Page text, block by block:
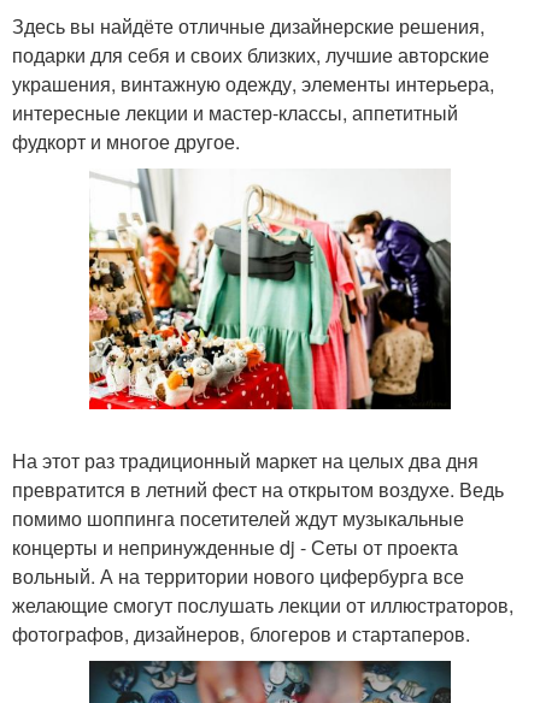
Здесь вы найдёте отличные дизайнерские решения,
подарки для себя и своих близких, лучшие авторские
украшения, винтажную одежду, элементы интерьера,
интересные лекции и мастер-классы, аппетитный
фудкорт и многое другое.
На этот раз традиционный маркет на целых два дня
превратится в летний фест на открытом воздухе. Ведь
помимо шоппинга посетителей ждут музыкальные
концерты и непринужденные dj - Сеты от проекта
вольный. А на территории нового цифербурга все
желающие смогут послушать лекции от иллюстраторов,
фотографов, дизайнеров, блогеров и стартаперов.